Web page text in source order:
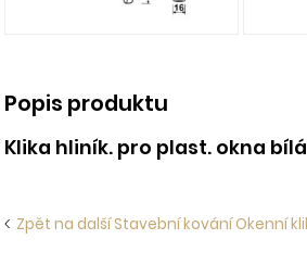
Popis produktu
Klika hliník. pro plast. okna
Zpět na další Stavební kování Okenní